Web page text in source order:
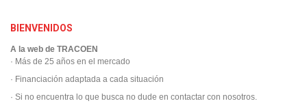
BIENVENIDOS
A la web de TRACOEN
· Más de 25 años en el mercado
· Financiación adaptada a cada situación
· Si no encuentra lo que busca no dude en contactar con nosotros.